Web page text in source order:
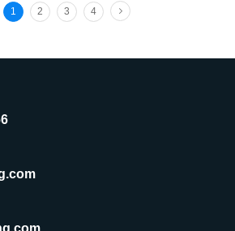
1 2 3 4